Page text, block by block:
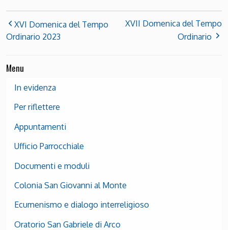
XVI Domenica del Tempo
Ordinario 2023
XVII Domenica del Tempo
Ordinario
Menu
In evidenza
Per riflettere
Appuntamenti
Ufficio Parrocchiale
Documenti e moduli
Colonia San Giovanni al Monte
Ecumenismo e dialogo interreligioso
Oratorio San Gabriele di Arco